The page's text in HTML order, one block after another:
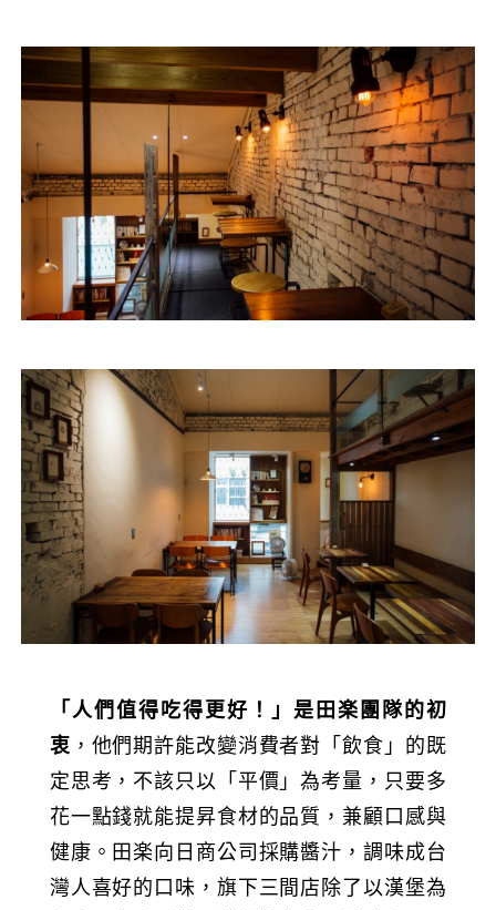
「人們值得吃得更好！」是田楽 團隊的初
衷 ，他們期許能改變消費者對「飲食」的既
定思考，不該只以「平價」為考量，只要多
花一點錢就能提昇食材的品質，兼顧口感與
健康。田楽向日商公司採購醬汁，調味成台
灣人喜好的口味，旗下三間店除了以漢堡為